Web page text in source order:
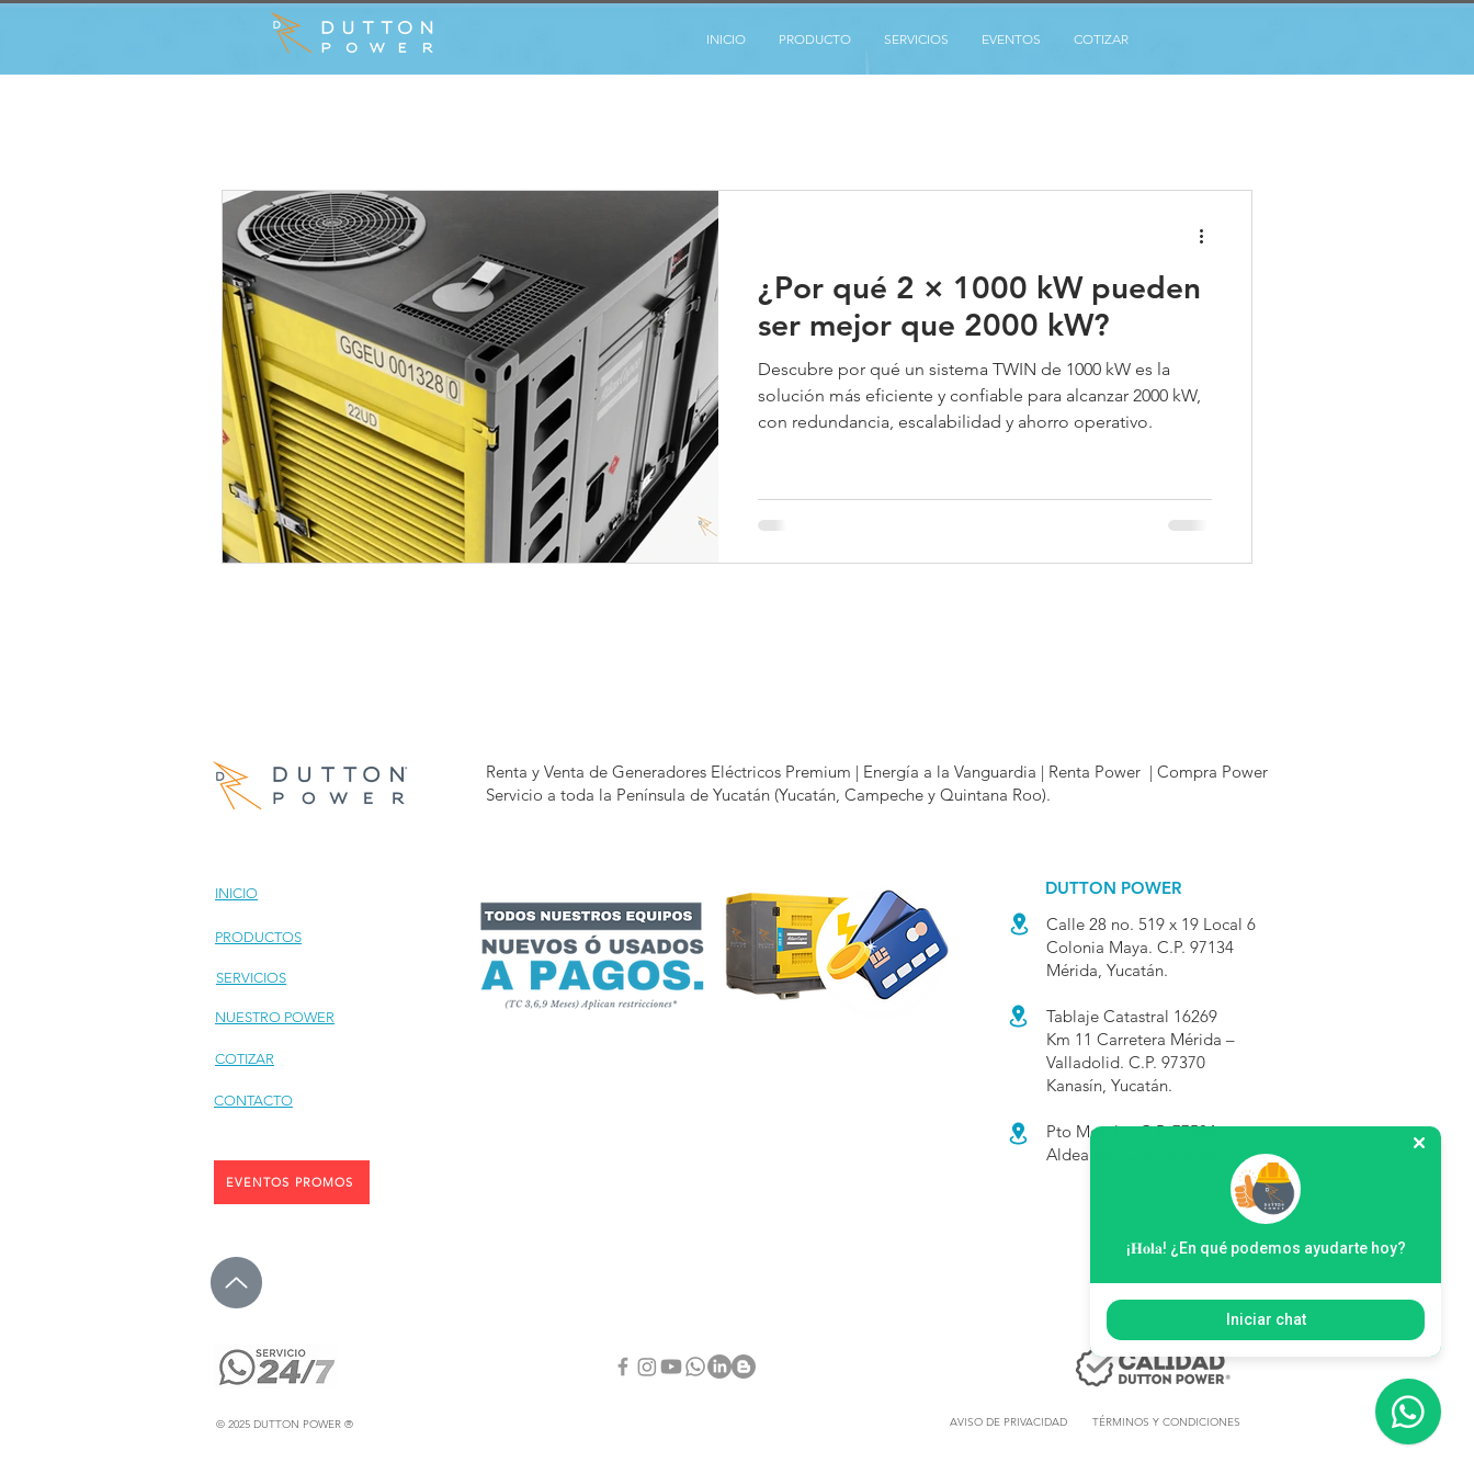
INICIO PRODUCTO SERVICIOS EVENTOS COTIZAR
¿Por qué 2 × 1000 kW pueden
ser mejor que 2000 kW?
Descubre por qué un sistema TWIN de 1000 kW es la
solución más eficiente y confiable para alcanzar 2000 kW,
con redundancia, escalabilidad y ahorro operativo.
INICIO
PRODUCTOS
SERVICIOS
NUESTRO POWER
COTIZAR
CONTACTO
EVENTOS PROMOS
Renta y Venta de Generadores Eléctricos Premium | Energía a la Vanguardia | Renta Power | Compra Power
Servicio a toda la Península de Yucatán (Yucatán, Campeche y Quintana Roo).
DUTTON POWER
Calle 28 no. 519 x 19 Local 6
Colonia Maya. C.P. 97134
Mérida, Yucatán.
Tablaje Catastral 16269
Km 11 Carretera Mérida –
Valladolid. C.P. 97370
Kanasín, Yucatán.
Pto Morelos C.P. 77584
Aldea Kin, Quintana Roo.
© 2025 DUTTON POWER ® AVISO DE PRIVACIDAD TÉRMINOS Y CONDICIONES
¡𝐇𝐨𝐥𝐚! ¿En qué podemos ayudarte hoy?
Iniciar chat